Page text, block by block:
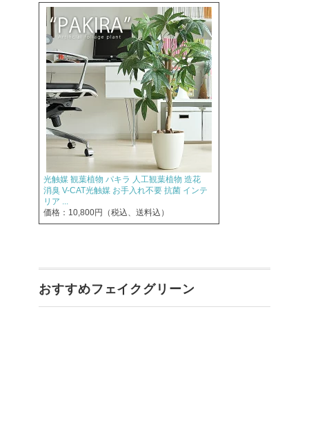
光触媒 観葉植物 パキラ 人工観葉植物 造花
消臭 V-CAT光触媒 お手入れ不要 抗菌 インテ
リア ...
価格：10,800円（税込、送料込）
おすすめフェイクグリーン